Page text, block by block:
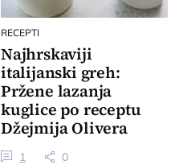
RECEPTI
Najhrskaviji
italijanski greh:
Pržene lazanja
kuglice po receptu
Džejmija Olivera
1 0